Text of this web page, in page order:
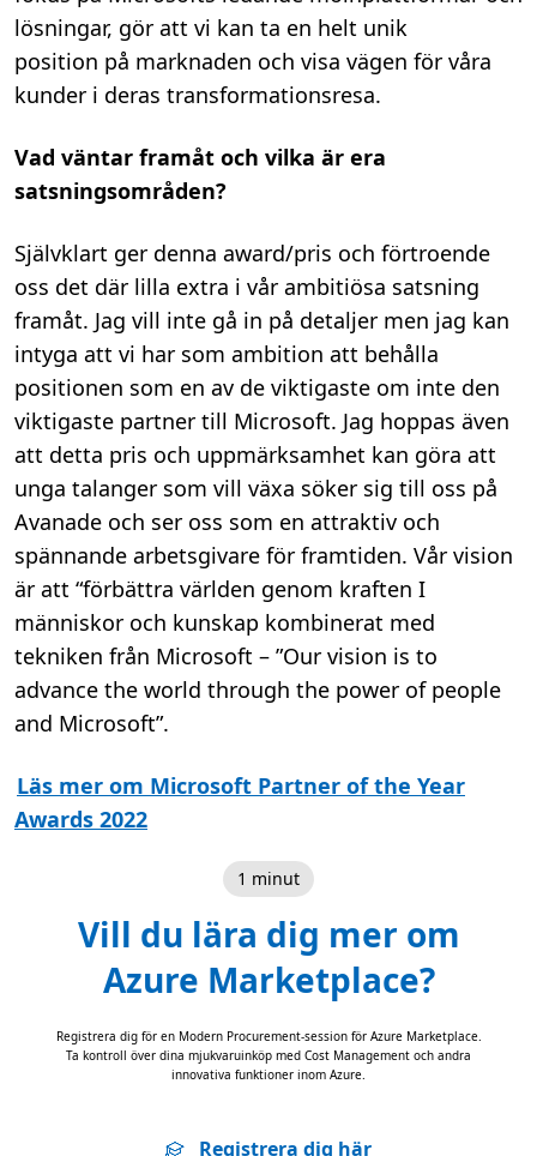
lösningar, gör att vi kan ta en helt unik
position på marknaden och visa vägen för våra
kunder i deras transformationsresa.
Vad väntar framåt och vilka är era
satsningsområden?
Självklart ger denna award/pris och förtroende
oss det där lilla extra i vår ambitiösa satsning
framåt. Jag vill inte gå in på detaljer men jag kan
intyga att vi har som ambition att behålla
positionen som en av de viktigaste om inte den
viktigaste partner till Microsoft. Jag hoppas även
att detta pris och uppmärksamhet kan göra att
unga talanger som vill växa söker sig till oss på
Avanade och ser oss som en attraktiv och
spännande arbetsgivare för framtiden. Vår vision
är att “förbättra världen genom kraften I
människor och kunskap kombinerat med
tekniken från Microsoft – ”Our vision is to
advance the world through the power of people
and Microsoft”.
Läs mer om Microsoft Partner of the Year
Awards 2022
1 minut
Vill du lära dig mer om
Azure Marketplace?
Registrera dig för en Modern Procurement-session för Azure Marketplace.
Ta kontroll över dina mjukvaruinköp med Cost Management och andra
innovativa funktioner inom Azure.
Registrera dig här